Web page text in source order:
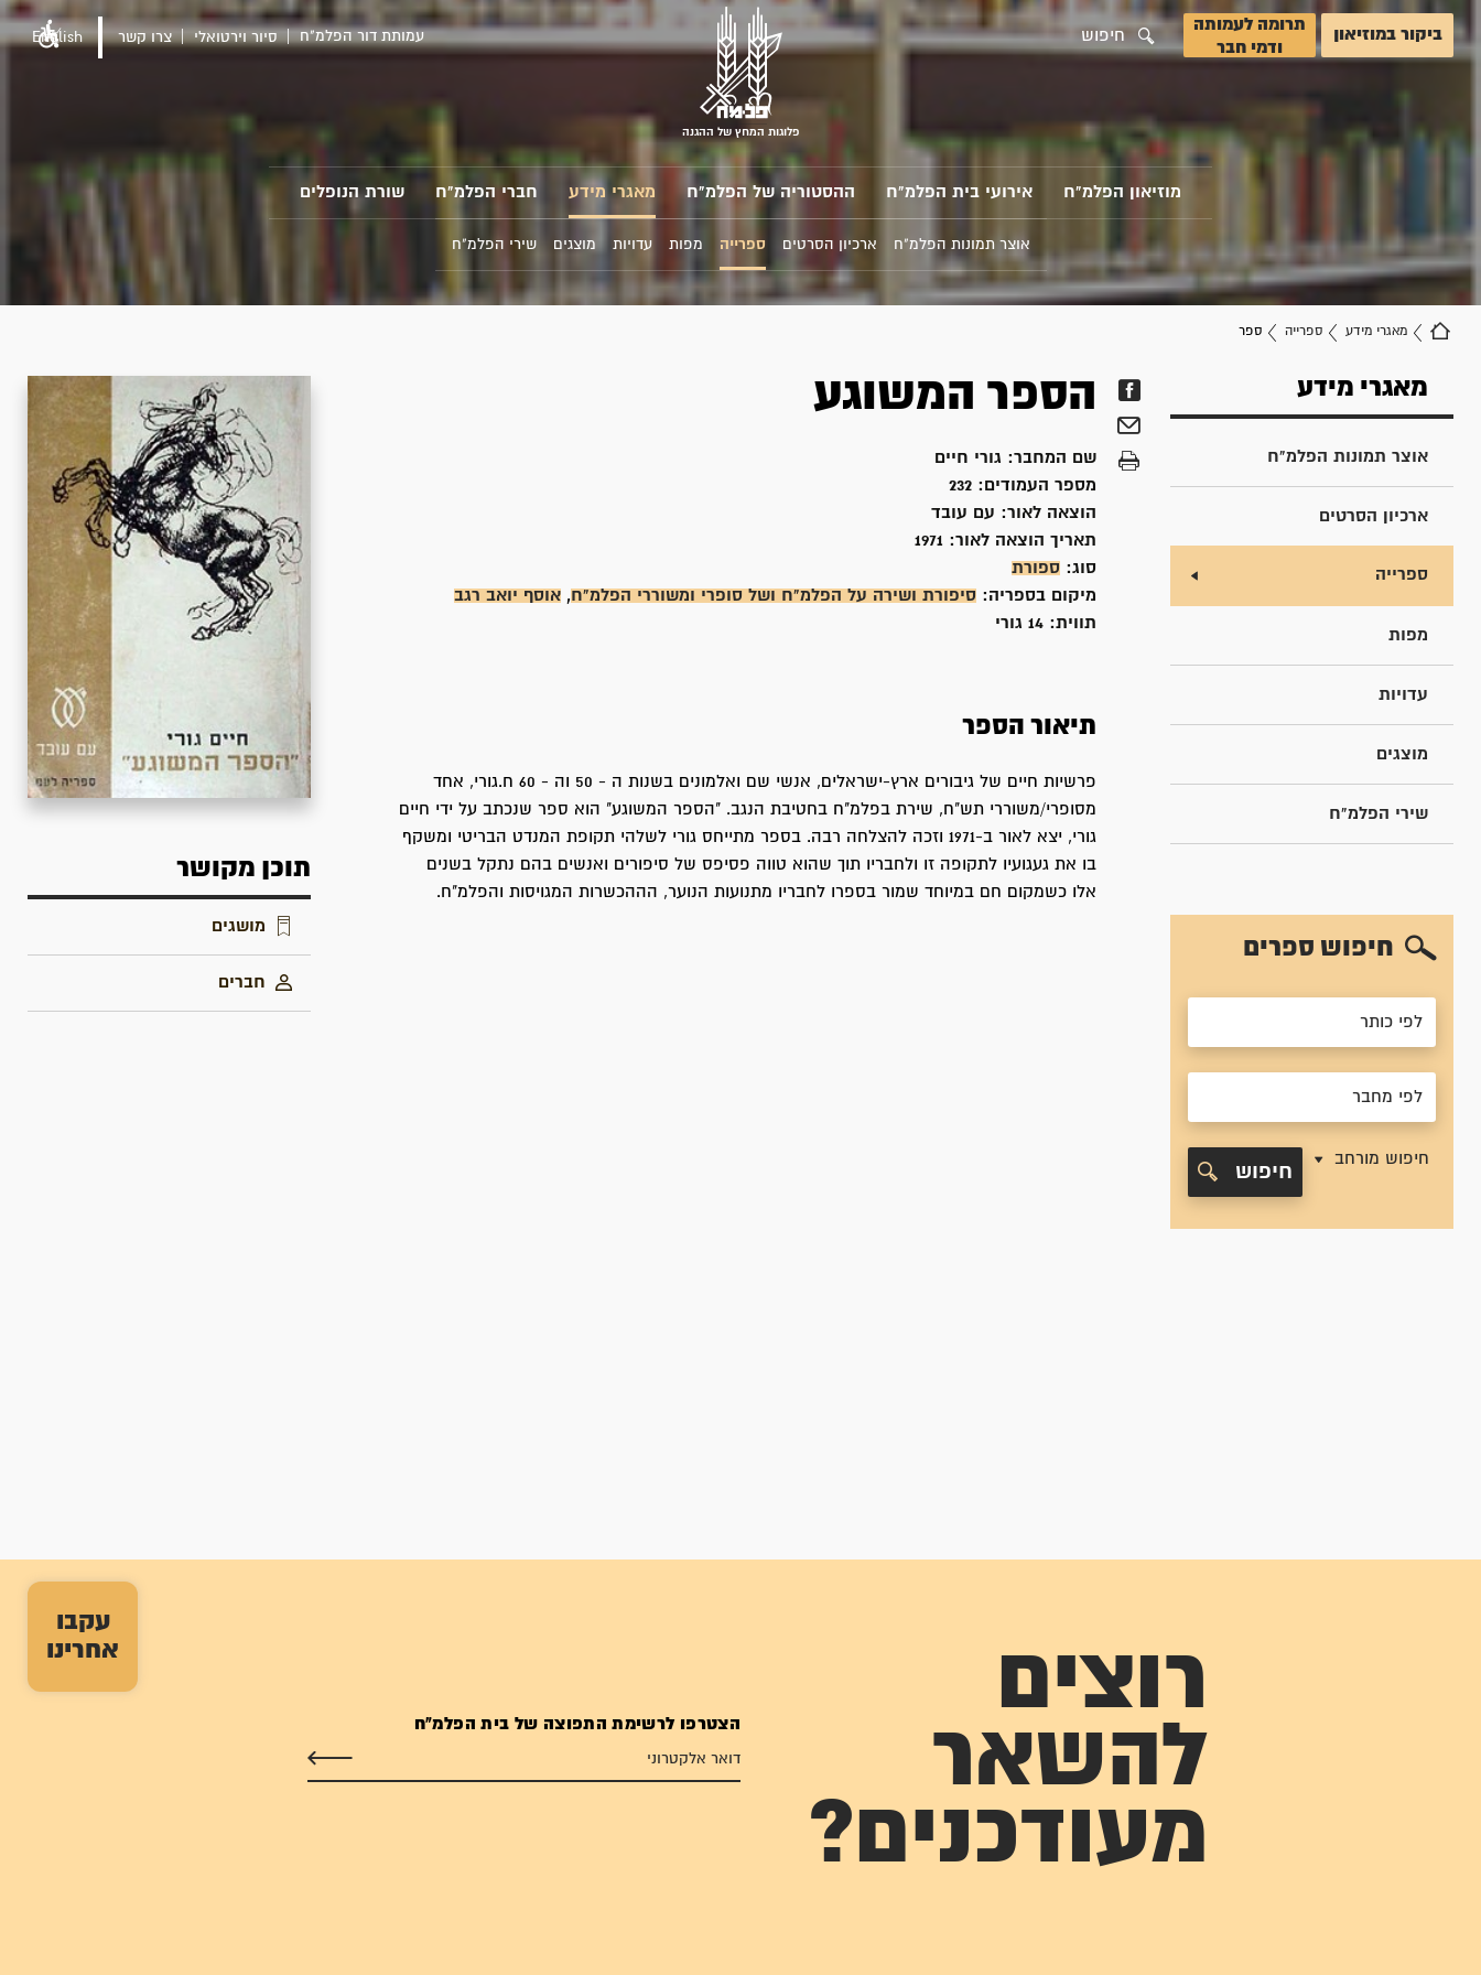
עקבו
אחרינו
ביקור במוזיאון
תרומה לעמותה
ודמי חבר
חיפוש
פלוגות המחץ של ההגנה
עמותת דור הפלמ"ח סיור וירטואלי צרו קשר English
מוזיאון הפלמ"ח אירועי בית הפלמ"ח ההסטוריה של הפלמ"ח מאגרי מידע חברי הפלמ"ח שורת הנופלים
אוצר תמונות הפלמ"ח ארכיון הסרטים ספרייה מפות עדויות מוצגים שירי הפלמ"ח
מאגרי מידע ספרייה ספר
מאגרי מידע
אוצר תמונות הפלמ"ח
ארכיון הסרטים
ספרייה
מפות
עדויות
מוצגים
שירי הפלמ"ח
חיפוש ספרים
חיפוש מורחב
חיפוש
הספר המשוגע
שם המחבר: גורי חיים
מספר העמודים: 232
הוצאה לאור: עם עובד
תאריך הוצאה לאור:
סוג: ספורת
מיקום בספריה: סיפורת ושירה על הפלמ"ח ושל סופרי ומשוררי הפלמ"ח, אוסף יואב רגב
תווית: 14 גורי
תיאור הספר
פרשיות חיים של גיבורים ארץ-ישראלים, אנשי שם ואלמונים בשנות ה - 50 וה - 60 ח.גורי, אחד
מסופרי/משוררי תש"ח, שירת בפלמ"ח בחטיבת הנגב. "הספר המשוגע" הוא ספר שנכתב על ידי חיים
גורי, יצא לאור ב-1971 וזכה להצלחה רבה. בספר מתייחס גורי לשלהי תקופת המנדט הבריטי ומשקף
בו את געגועיו לתקופה זו ולחבריו תוך שהוא טווה פסיפס של סיפורים ואנשים בהם נתקל בשנים
אלו כשמקום חם במיוחד שמור בספרו לחבריו מתנועות הנוער, הההכשרות המגויסות והפלמ"ח.
תוכן מקושר
מושגים
חברים
רוצים
להשאר
מעודכנים?
הצטרפו לרשימת התפוצה של בית הפלמ"ח